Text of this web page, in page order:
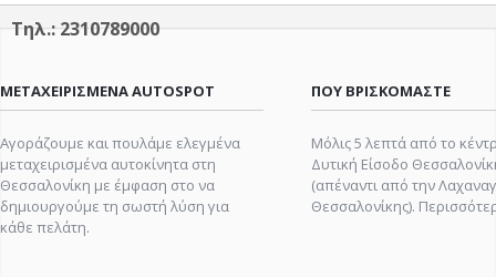
Τηλ.: 2310789000
ΜΕΤΑΧΕΙΡΙΣΜΕΝΑ AUTOSPOT
Αγοράζουμε και πουλάμε ελεγμένα
μεταχειρισμένα αυτοκίνητα στη
Θεσσαλονίκη με έμφαση στο να
δημιουργούμε τη σωστή λύση για
κάθε πελάτη.
ΠΟΥ ΒΡΙΣΚΟΜΑΣΤΕ
Μόλις 5 λεπτά από το
Δυτική Είσοδο
(απέναντι από την
Θεσσαλονίκης).